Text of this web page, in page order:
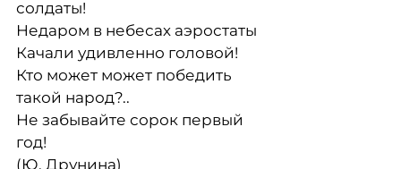
солдаты!
Недаром в небесах аэростаты
Качали удивленно головой!
Кто может может победить
такой народ?..
Не забывайте сорок первый
год!
(Ю. Друнина)